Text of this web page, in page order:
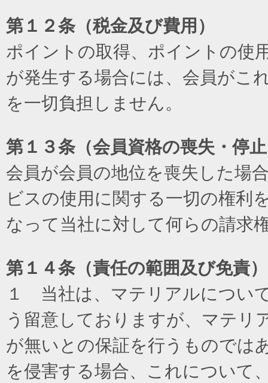
第１２条（税金及び費用）
ポイントの取得、ポイントの使
が発生する場合には、会員がこ
を一切負担しません。
第１３条（会員資格の喪失・停
会員が会員の地位を喪失した場
ビスの使用に関する一切の権利
なって当社に対して何らの請求
第１４条（責任の範囲及び免責）
１ 当社は、マテリアルについ
う留意しておりますが、マテリ
が無いとの保証を行うものでは
を侵害する場合、これについて